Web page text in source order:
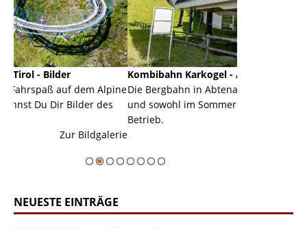
Alpine
des
Kombibahn Karkogel - Abtenau - Salzburg
Die Bergbahn in Abtenau ist eine Kombibahn
und sowohl im Sommer als auch im Winter in
NEUESTE EINTRÄGE